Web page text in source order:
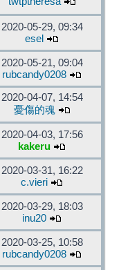
2020-05-29, 09:34
esel
2020-05-21, 09:04
rubcandy0208
2020-04-07, 14:54
憂傷的魂
2020-04-03, 17:56
kakeru
2020-03-31, 16:22
c.vieri
2020-03-29, 18:03
inu20
2020-03-25, 10:58
rubcandy0208